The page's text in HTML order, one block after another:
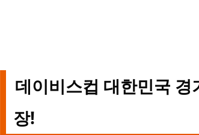
데이비스컵 대한민국 경
장!